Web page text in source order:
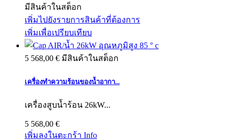
มีสินค้าในสต็อก
เพิ่มไปยังรายการสินค้าที่ต้องการ
เพิ่มเพื่อเปรียบเทียบ
5 568,00 € มีสินค้าในสต็อก
เครื่องทำความร้อนของน้ำอากา...
เครื่องสูบน้ำร้อน 26kW...
5 568,00 €
เพิ่มลงในตะกร้า Info